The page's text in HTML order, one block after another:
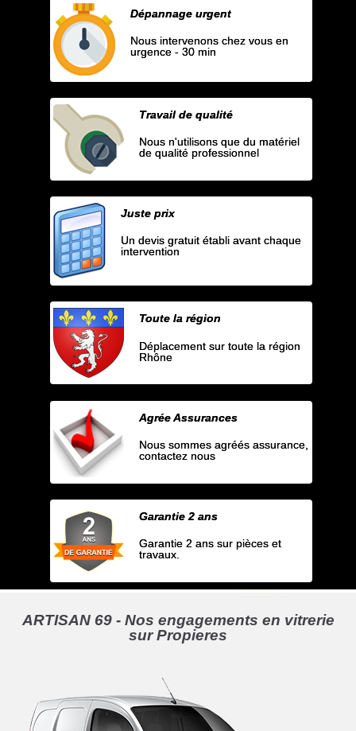
Dépannage urgent
Nous intervenons chez vous en
urgence - 30 min
Travail de qualité
Nous n'utilisons que du matériel
de qualité professionnel
Juste prix
Un devis gratuit établi avant chaque
intervention
Toute la région
Déplacement sur toute la région
Rhône
Agrée Assurances
Nous sommes agréés assurance,
contactez nous
Garantie 2 ans
Garantie 2 ans sur pièces et
travaux.
ARTISAN 69 - Nos engagements en vitrerie
sur Propieres